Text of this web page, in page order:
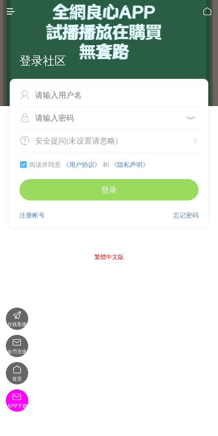
 
登录社区

 
 
安全提问(未设置请忽略)
 阅读并同意 《用户协议》 和 《隐私声明》
登录
忘记密码
注册帐号
繁體中文版

在线客服

金币充值

首页

APP下载